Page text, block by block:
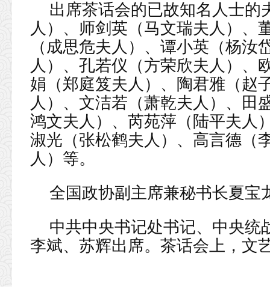
出席茶话会的已故知名人士的
人）、师剑英（马文瑞夫人）、
（成思危夫人）、谭小英（杨
人）、孔若仪（方荣欣夫人）、
娟（郑庭笈夫人）、陶君雅（赵
人）、文洁若（萧乾夫人）、田
鸿文夫人）、芮苑萍（陆平夫人
淑光（张松鹤夫人）、高言德（
人）等。
全国政协副主席兼秘书长夏宝
中共中央书记处书记、中央统
李斌、苏辉出席。茶话会上，文